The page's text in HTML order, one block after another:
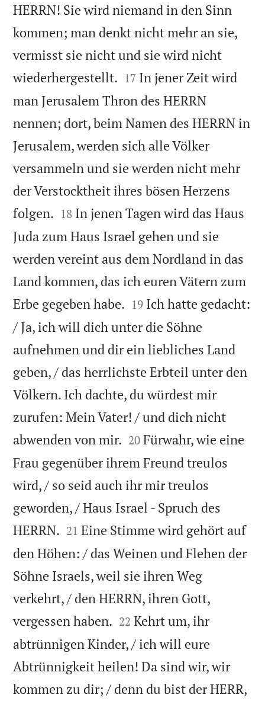
HERRN! Sie wird niemand in den Sinn
kommen; man denkt nicht mehr an sie,
vermisst sie nicht und sie wird nicht
wiederhergestellt. 

17 In jener Zeit wird
man Jerusalem Thron des HERRN
nennen; dort, beim Namen des HERRN in
Jerusalem, werden sich alle Völker
versammeln und sie werden nicht mehr
der Verstocktheit ihres bösen Herzens
folgen. 

18 In jenen Tagen wird das Haus
Juda zum Haus Israel gehen und sie
werden vereint aus dem Nordland in das
Land kommen, das ich euren Vätern zum
Erbe gegeben habe. 

19 Ich hatte gedacht:
/ Ja, ich will dich unter die Söhne
aufnehmen und dir ein liebliches Land
geben, / das herrlichste Erbteil unter den
Völkern. Ich dachte, du würdest mir
zurufen: Mein Vater! / und dich nicht
abwenden von mir. 

20 Fürwahr, wie eine
Frau gegenüber ihrem Freund treulos
wird, / so seid auch ihr mir treulos
geworden, / Haus Israel - Spruch des
HERRN. 

21 Eine Stimme wird gehört auf
den Höhen: / das Weinen und Flehen der
Söhne Israels, weil sie ihren Weg
verkehrt, / den HERRN, ihren Gott,
vergessen haben. 

22 Kehrt um, ihr
abtrünnigen Kinder, / ich will eure
Abtrünnigkeit heilen! Da sind wir, wir
kommen zu dir; / denn du bist der HERR,